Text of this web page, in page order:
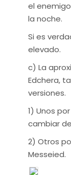
el
la noche.
Si es
elevado.
c) La
Edchera,
versiones.
1) Unos
cambiar
2) Otros
Messeied.